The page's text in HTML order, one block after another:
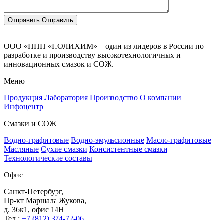
Отправить Отправить
ООО «НПП «ПОЛИХИМ» – один из лидеров в России по
разработке и производству высокотехнологичных и
инновационных смазок и СОЖ.
Меню
Продукция Лаборатория Производство О компании
Инфоцентр
Смазки и СОЖ
Водно-графитовые Водно-эмульсионные Масло-графитовые
Масляные Сухие смазки Консистентные смазки
Технологические составы
Офис
Санкт-Петербург,
Пр-кт Маршала Жукова,
д. 36к1, офис 14H